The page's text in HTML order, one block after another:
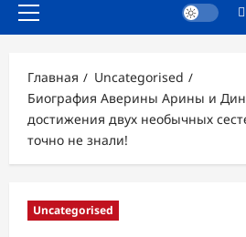
Основное
Главная
Uncategorised
Биография Аверины Арины и
достижения двух необычных
точно не знали!
Uncategorised